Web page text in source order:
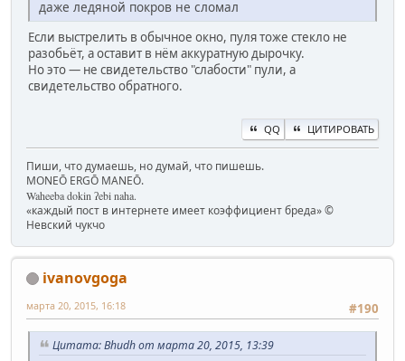
даже ледяной покров не сломал
Если выстрелить в обычное окно, пуля тоже стекло не
разобьёт, а оставит в нём аккуратную дырочку.
Но это — не свидетельство "слабости" пули, а
свидетельство обратного.
QQ ЦИТИРОВАТЬ
Пиши, что думаешь, но думай, что пишешь.
MONEŌ ERGŌ MANEŌ.
Waheeba dokin ʔebi naha.
«каждый пост в интернете имеет коэффициент бреда» ©
Невский чукчо
ivanovgoga
#190
марта 20, 2015, 16:18
Цитата: Bhudh от марта 20, 2015, 13:39